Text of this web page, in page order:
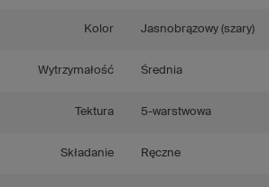
Kolor Jasnobrązowy (szary)
Wytrzymałość Średnia
Tektura 5-warstwowa
Składanie Ręczne